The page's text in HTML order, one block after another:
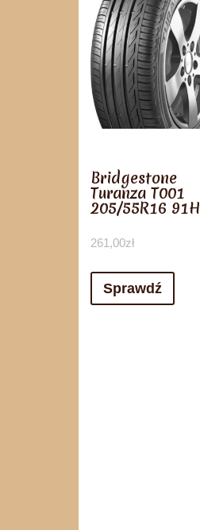
Bridgestone
Turanza T001
205/55R16 91H
261,00zł
Sprawdź